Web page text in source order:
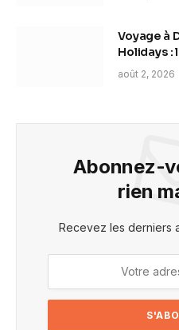
Voyage à
Holidays :
se tromper
août 2, 2026
Abonnez-
rien
Recevez les derniers